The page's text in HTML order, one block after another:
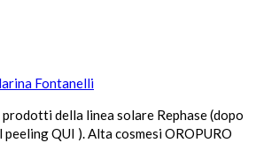
Fontanelli
della linea solare Rephase (dopo
QUI ). Alta cosmesi OROPURO